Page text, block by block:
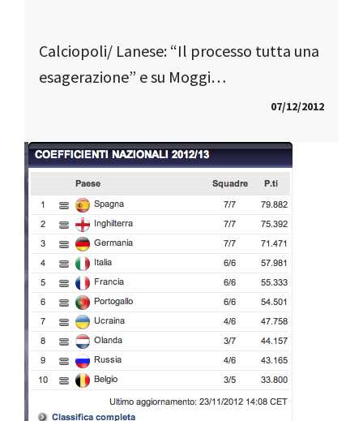
Calciopoli/ Lanese: “Il processo tutta una
esagerazione” e su Moggi…
07/12/2012